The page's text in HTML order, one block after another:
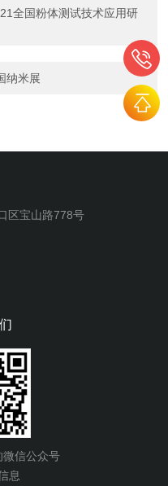
全国粉体测试技术应用研
纳米展
区宝山路778号
微信公众号
息